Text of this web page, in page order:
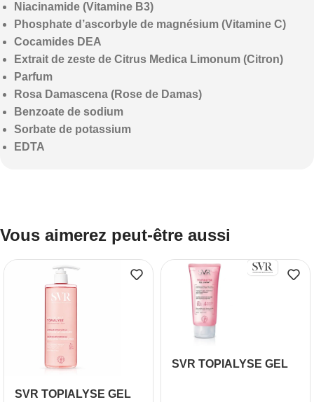
Niacinamide (Vitamine B3)
Phosphate d’ascorbyle de magnésium (Vitamine C)
Cocamides DEA
Extrait de zeste de Citrus Medica Limonum (Citron)
Parfum
Rosa Damascena (Rose de Damas)
Benzoate de sodium
Sorbate de potassium
EDTA
Vous aimerez peut-être aussi
SVR TOPIALYSE GEL
SVR TOPIALYSE GEL